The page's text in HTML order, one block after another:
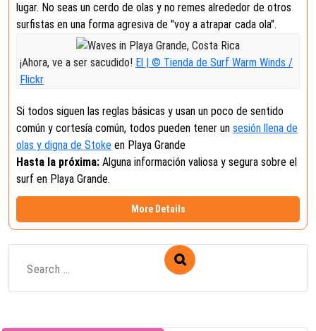
lugar. No seas un cerdo de olas y no remes alrededor de otros
surfistas en una forma agresiva de "voy a atrapar cada ola".
¡Ahora, ve a ser sacudido! El | © Tienda de Surf Warm Winds /
Flickr
Si todos siguen las reglas básicas y usan un poco de sentido
común y cortesía común, todos pueden tener un sesión llena de
olas y digna de Stoke en Playa Grande
Hasta la próxima: Alguna información valiosa y segura sobre el
surf en Playa Grande.
More Details